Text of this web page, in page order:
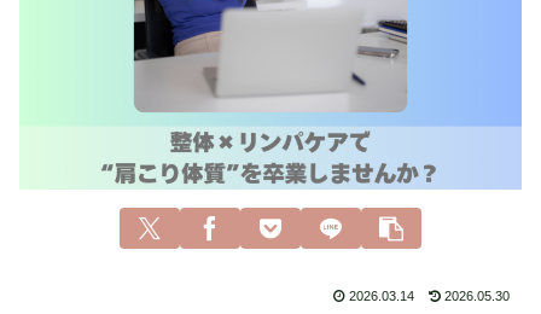
2026.03.14 2026.05.30